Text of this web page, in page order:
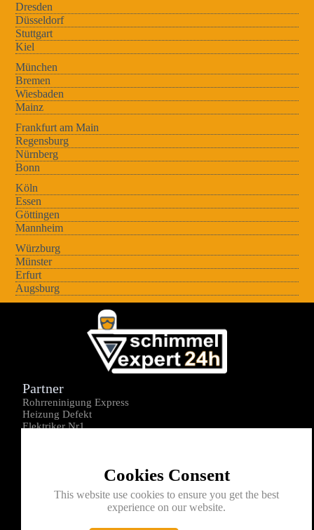
Dresden
Düsseldorf
Stuttgart
Kiel
München
Bremen
Wiesbaden
Mainz
Frankfurt am Main
Regensburg
Nürnberg
Bonn
Köln
Essen
Göttingen
Mannheim
Würzburg
Münster
Erfurt
Augsburg
Cookies Consent
This website use cookies to ensure you get the best
experience on our website.
Partner
Rohrreninigung Express
Heizung Defekt
Elektriker Nr1
Kontakt